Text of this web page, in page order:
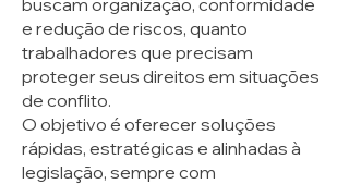
buscam organização, conformidade
e redução de riscos, quanto
trabalhadores que precisam
proteger seus direitos em situações
de conflito.
O objetivo é oferecer soluções
rápidas, estratégicas e alinhadas à
legislação, sempre com